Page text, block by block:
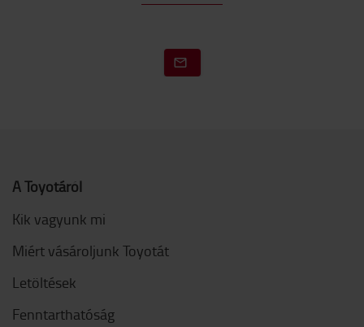
A Toyotáról
Kik vagyunk mi
Miért vásároljunk Toyotát
Letöltések
Fenntarthatóság